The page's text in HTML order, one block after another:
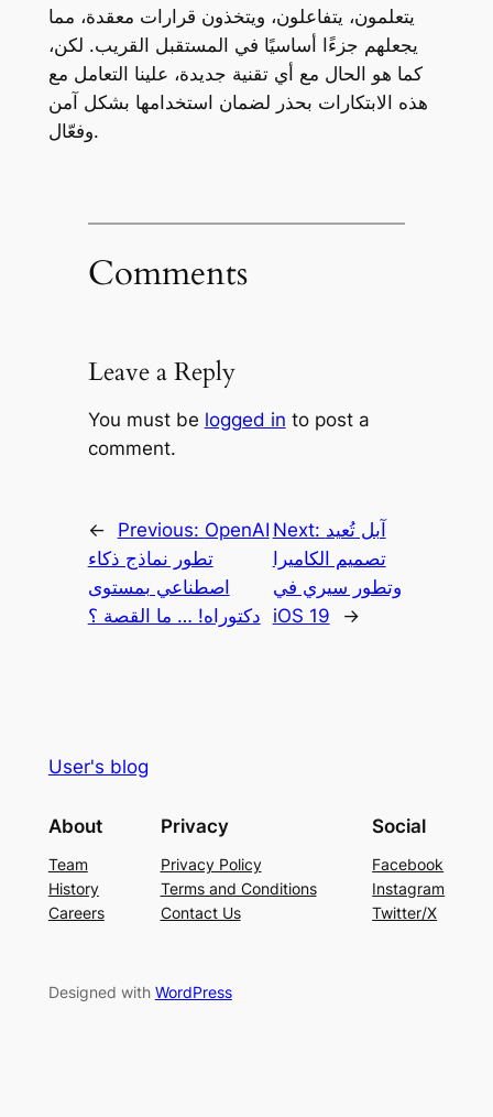
يتعلمون، يتفاعلون، ويتخذون قرارات معقدة، مما
يجعلهم جزءًا أساسيًا في المستقبل القريب. لكن،
كما هو الحال مع أي تقنية جديدة، علينا التعامل مع
هذه الابتكارات بحذر لضمان استخدامها بشكل آمن
وفعّال.
Comments
Leave a Reply
You must be logged in to post a
comment.
← Previous: OpenAI
تطور نماذج ذكاء
اصطناعي بمستوى
دكتوراه! … ما القصة ؟
Next: آبل تُعيد
تصميم الكاميرا
وتطور سيري في
iOS 19
→
User's blog
About
Team
History
Careers
Privacy
Privacy Policy
Terms and Conditions
Contact Us
Social
Facebook
Instagram
Twitter/X
Designed with WordPress